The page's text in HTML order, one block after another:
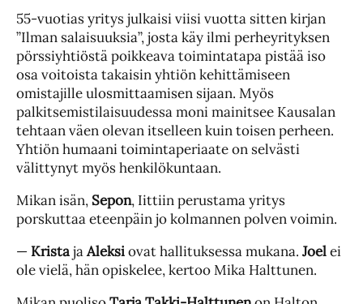
55-vuotias yritys julkaisi viisi vuotta sitten kirjan
”Ilman salaisuuksia”, josta käy ilmi perheyrityksen
pörssiyhtiöstä poikkeava toimintatapa pistää iso
osa voitoista takaisin yhtiön kehittämiseen
omistajille ulosmittaamisen sijaan. Myös
palkitsemistilaisuudessa moni mainitsee Kausalan
tehtaan väen olevan itselleen kuin toisen perheen.
Yhtiön humaani toimintaperiaate on selvästi
välittynyt myös henkilökuntaan.
Mikan isän, Sepon, Iittiin perustama yritys
porskuttaa eteenpäin jo kolmannen polven voimin.
— KristajaAleksiovat hallituksessa mukana. Joelei
ole vielä, hän opiskelee, kertoo Mika Halttunen.